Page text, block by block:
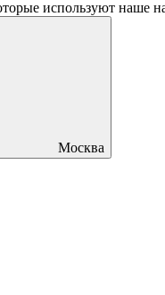
используют наше
Москва